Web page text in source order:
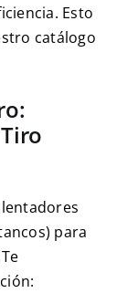
Esto
catálogo
para